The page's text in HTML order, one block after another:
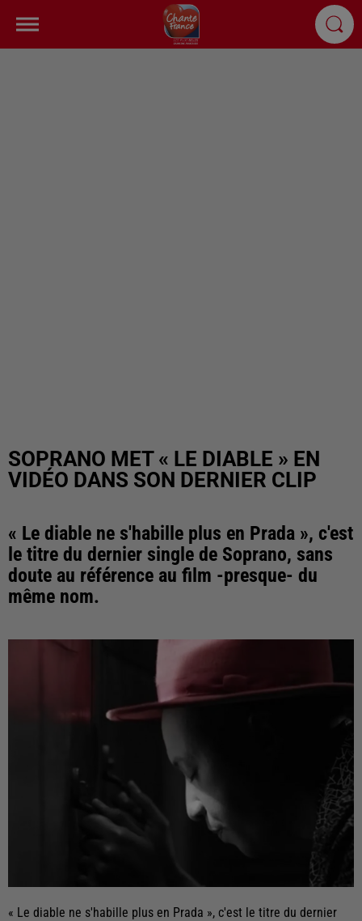
SOPRANO MET « LE DIABLE » EN
VIDÉO DANS SON DERNIER CLIP
« Le diable ne s'habille plus en Prada », c'est
le titre du dernier single de Soprano, sans
doute au référence au film -presque- du
même nom.
« Le diable ne s'habille plus en Prada », c'est le titre du dernier